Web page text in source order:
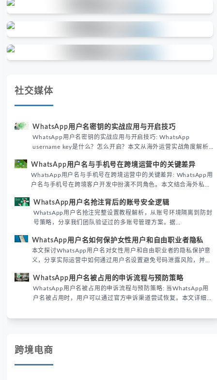
社交媒体
WhatsApp用户名密钥的实战应用与开启技巧
WhatsApp用户名密钥的实战应用与开启技巧: WhatsApp
username key是什么？怎么开启？本文从海外运营实战角度解析
境团队高效触达目标客户。
WhatsApp用户名与手机号在跨境运营中的关键差异
WhatsApp用户名与手机号在跨境运营中的关键差异: WhatsApp用
户名与手机号在跨境客户开发中扮演不同角色。本文结合海外私域
际差异，帮助团队优化WhatsApp营销策略。
WhatsApp用户名抢注背后的账号安全逻辑
WhatsApp用户名抢注完整设置教程解析，从账号环境隔离到防封
号策略，分享我们团队验证过的多账号管理方案。据
性直接影响转化率。
WhatsApp用户名如何保护女性用户和自由职业者隐私
本文探讨WhatsApp用户名对女性用户和自由职业者的隐私保护意
义，分享实际运营中如何通过用户名设置避免号码泄露风险，并提
已成为全球数字沟通的首要考量。
WhatsApp用户名被占用的申诉流程与预防策略
WhatsApp用户名被占用的申诉流程与预防策略: 当WhatsApp用
户名被占用时，用户可以通过官方申诉渠道尝试恢复。本文详细解
账号安全。
跨境电商